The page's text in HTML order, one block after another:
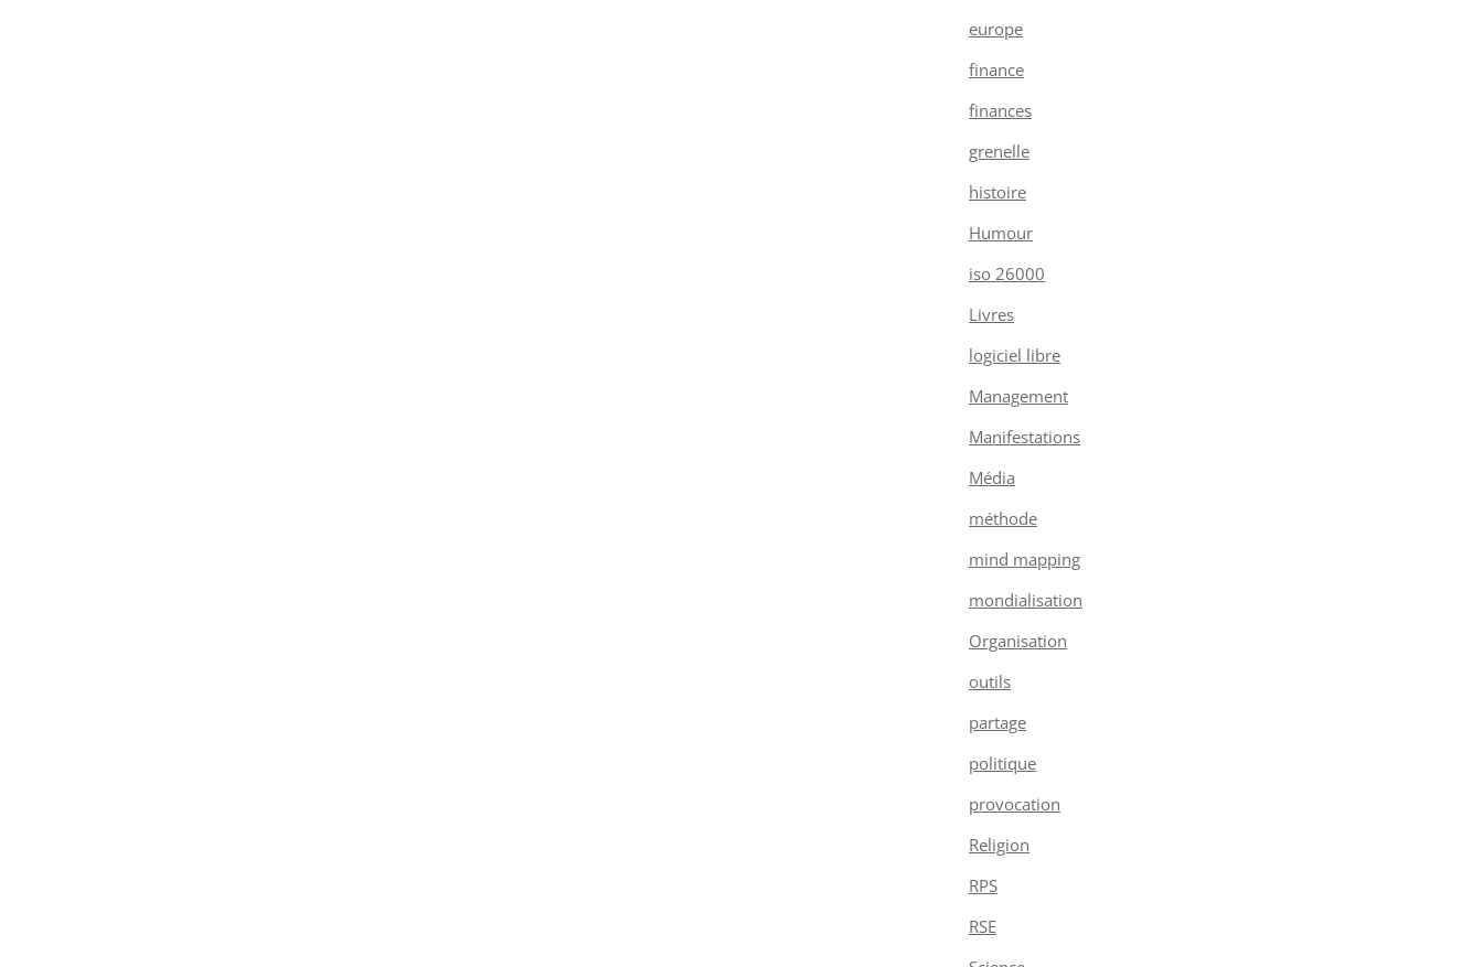
europe
finance
finances
grenelle
histoire
Humour
iso 26000
Livres
logiciel libre
Management
Manifestations
Média
méthode
mind mapping
mondialisation
Organisation
outils
partage
politique
provocation
Religion
RPS
RSE